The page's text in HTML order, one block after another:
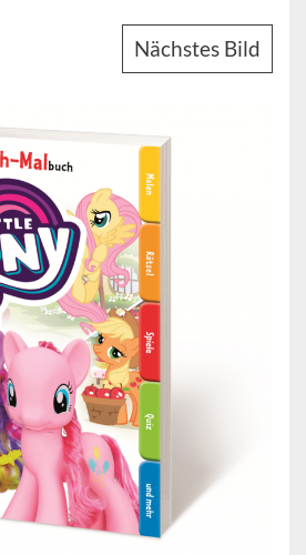
Nächstes Bild